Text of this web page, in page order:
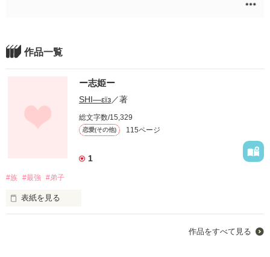
作品一覧
ー志姫ー
SHI―εïз／著
総文字数/15,329
恋愛(その他) 115ページ
1
#族 #最強 #弟子
表紙を見る
作品をすべて見る